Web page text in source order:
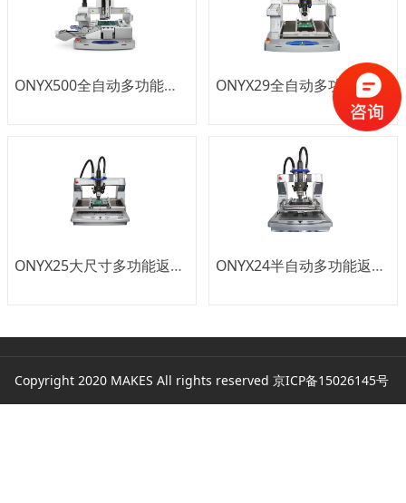
ONYX500全自动多功能返修系统 ONYX29全自动多功能返修系统
ONYX25大尺寸多功能返修系统 ONYX24半自动多功能返修系统
Copyright 2020 MAKES All rights reserved 京ICP备15026145号